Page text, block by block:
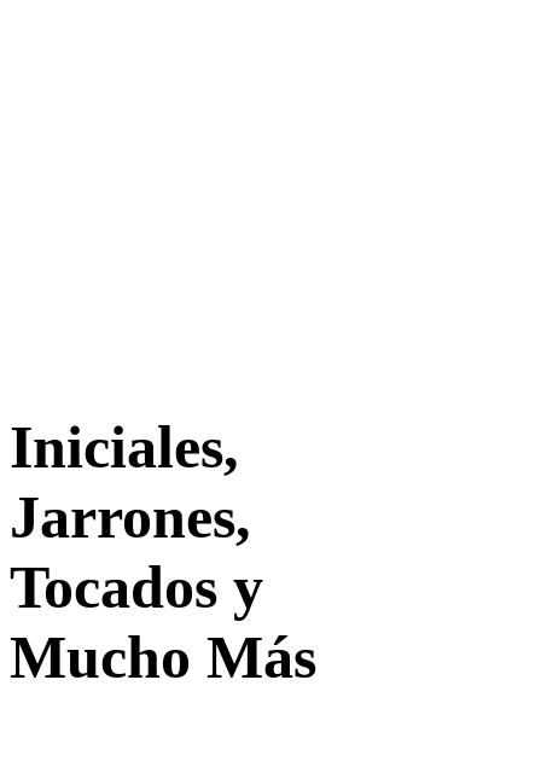
Iniciales,
Jarrones,
Tocados y
Mucho Más